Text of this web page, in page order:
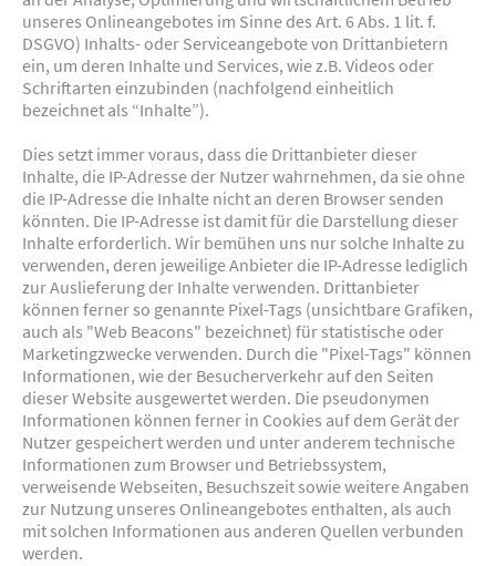
unseres Onlineangebotes im Sinne des Art. 6 Abs. 1 lit. f.
DSGVO) Inhalts- oder Serviceangebote von Drittanbietern
ein, um deren Inhalte und Services, wie z.B. Videos oder
Schriftarten einzubinden (nachfolgend einheitlich
bezeichnet als “Inhalte”).
Dies setzt immer voraus, dass die Drittanbieter dieser
Inhalte, die IP-Adresse der Nutzer wahrnehmen, da sie ohne
die IP-Adresse die Inhalte nicht an deren Browser senden
könnten. Die IP-Adresse ist damit für die Darstellung dieser
Inhalte erforderlich. Wir bemühen uns nur solche Inhalte zu
verwenden, deren jeweilige Anbieter die IP-Adresse lediglich
zur Auslieferung der Inhalte verwenden. Drittanbieter
können ferner so genannte Pixel-Tags (unsichtbare Grafiken,
auch als "Web Beacons" bezeichnet) für statistische oder
Marketingzwecke verwenden. Durch die "Pixel-Tags" können
Informationen, wie der Besucherverkehr auf den Seiten
dieser Website ausgewertet werden. Die pseudonymen
Informationen können ferner in Cookies auf dem Gerät der
Nutzer gespeichert werden und unter anderem technische
Informationen zum Browser und Betriebssystem,
verweisende Webseiten, Besuchszeit sowie weitere Angaben
zur Nutzung unseres Onlineangebotes enthalten, als auch
mit solchen Informationen aus anderen Quellen verbunden
werden.